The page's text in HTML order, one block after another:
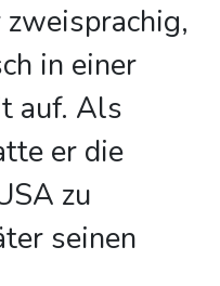
in einer
auf. Als
er die
zu
seinen